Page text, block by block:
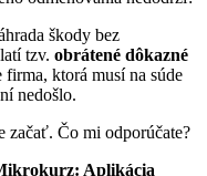
škody bez
tzv. obrátené dôkazné
ktorá musí na súde
nedošlo.
začať. Čo mi odporúčate?
Aplikácia